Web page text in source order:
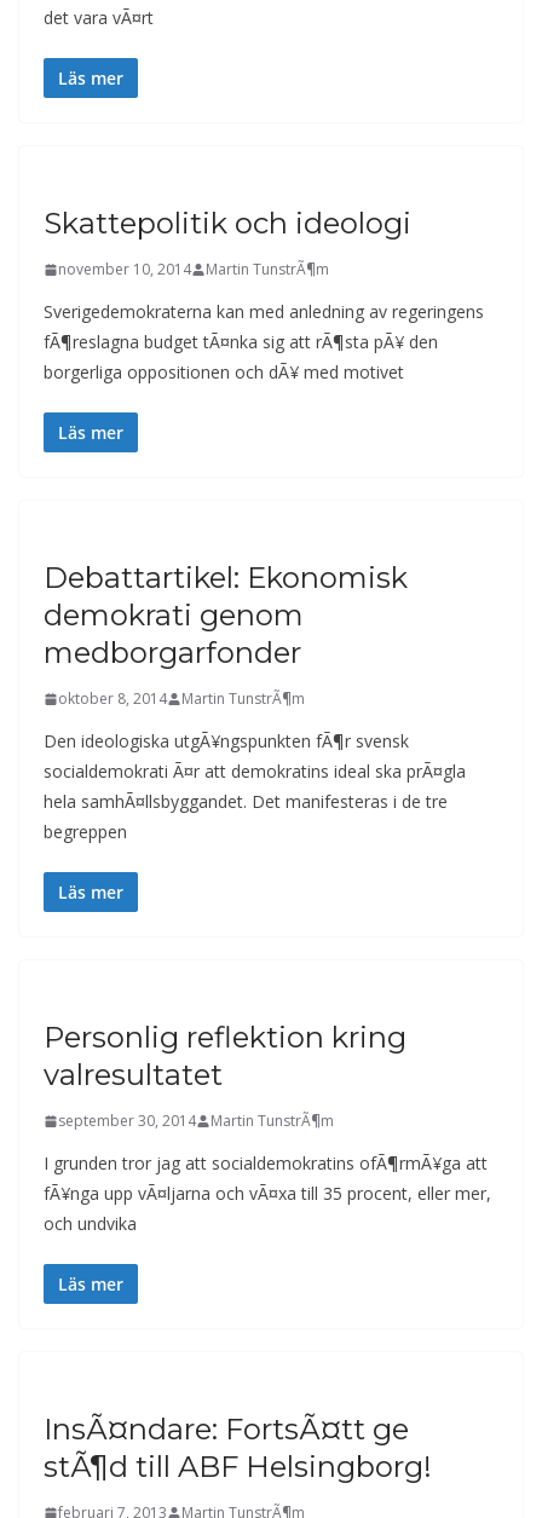
det vara vÃ¤rt
Läs mer
Skattepolitik och ideologi
november 10, 2014 Martin TunstrÃ¶m
Sverigedemokraterna kan med anledning av regeringens
fÃ¶reslagna budget tÃ¤nka sig att rÃ¶sta pÃ¥ den
borgerliga oppositionen och dÃ¥ med motivet
Läs mer
Debattartikel: Ekonomisk
demokrati genom
medborgarfonder
oktober 8, 2014 Martin TunstrÃ¶m
Den ideologiska utgÃ¥ngspunkten fÃ¶r svensk
socialdemokrati Ã¤r att demokratins ideal ska prÃ¤gla
hela samhÃ¤llsbyggandet. Det manifesteras i de tre
begreppen
Läs mer
Personlig reflektion kring
valresultatet
september 30, 2014 Martin TunstrÃ¶m
I grunden tror jag att socialdemokratins ofÃ¶rmÃ¥ga att
fÃ¥nga upp vÃ¤ljarna och vÃ¤xa till 35 procent, eller mer,
och undvika
Läs mer
InsÃ¤ndare: FortsÃ¤tt ge
stÃ¶d till ABF Helsingborg!
februari 7, 2013 Martin TunstrÃ¶m